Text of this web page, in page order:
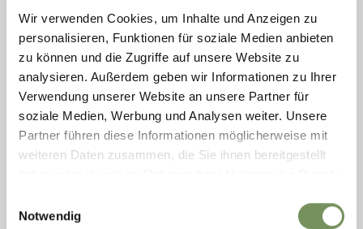
Wir verwenden Cookies, um Inhalte und Anzeigen zu
personalisieren, Funktionen für soziale Medien anbieten
zu können und die Zugriffe auf unsere Website zu
analysieren. Außerdem geben wir Informationen zu Ihrer
Verwendung unserer Website an unsere Partner für
soziale Medien, Werbung und Analysen weiter. Unsere
Partner führen diese Informationen möglicherweise mit
weiteren Daten zusammen, die Sie ihnen bereitgestellt
Notwendig
LEGGI DI PIÙ